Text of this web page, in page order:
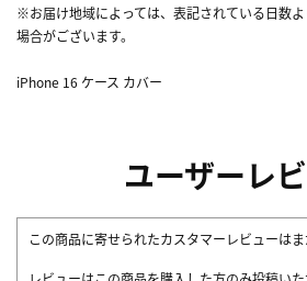
※お届け地域によっては、表記されている日数
場合がございます。
iPhone 16 ケース カバー
ユーザーレ
この商品に寄せられたカスタマーレビューはま